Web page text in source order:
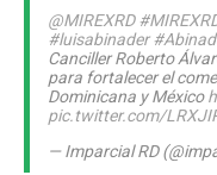
@MIREXRD
#luisabinader
Canciller Roberto
para fortalecer el
Dominicana y México
pic.twitter.com/
— Imparcial RD